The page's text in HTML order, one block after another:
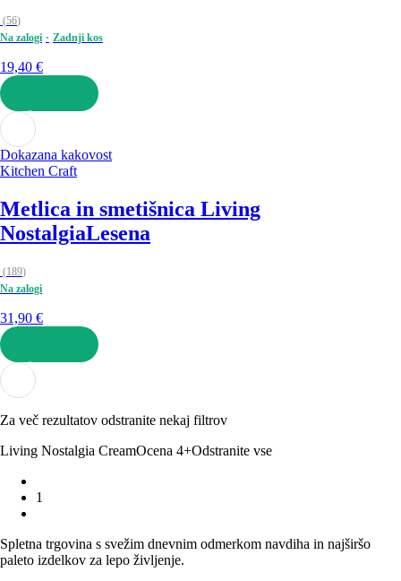
(56)
Na zalogi
Zadnji kos
19,40 €
V KOŠARICO
Dokazana kakovost
Kitchen Craft
Metlica in smetišnica Living
NostalgiaLesena
(189)
Na zalogi
31,90 €
V KOŠARICO
Za več rezultatov odstranite nekaj filtrov
Living Nostalgia CreamOcena 4+Odstranite vse
1
Spletna trgovina s svežim dnevnim odmerkom navdiha in najširšo
paleto izdelkov za lepo življenje.